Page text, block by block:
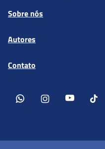
Sobre nós
Autores
Contato